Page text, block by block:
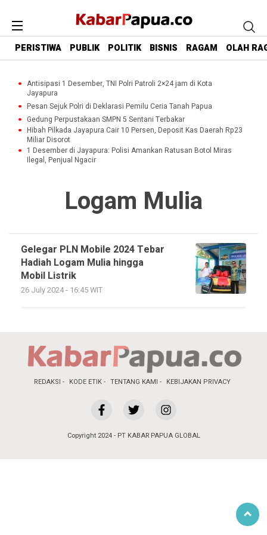
PERISTIWA PUBLIK POLITIK BISNIS RAGAM OLAH
Antisipasi 1 Desember, TNI Polri Patroli 2×24 jam di Kota
Jayapura
Pesan Sejuk Polri di Deklarasi Pemilu Ceria Tanah Papua
Gedung Perpustakaan SMPN 5 Sentani Terbakar
Hibah Pilkada Jayapura Cair 10 Persen, Deposit Kas Daerah Rp23
Miliar Disorot
1 Desember di Jayapura: Polisi Amankan Ratusan Botol Miras
Ilegal, Penjual Ngacir
Logam Mulia
Gelegar PLN Mobile 2024 Tebar
Hadiah Logam Mulia hingga
Mobil Listrik
26 July 2024 - 16:45 WIT
REDAKSI KODE ETIK TENTANG KAMI KEBIJAKAN PRIVACY
Copyright 2024 - PT KABAR PAPUA GLOBAL